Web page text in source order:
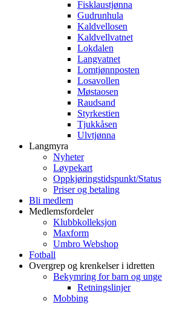
Fisklaustjønna
Gudrunhula
Kaldvellosen
Kaldvellvatnet
Lokdalen
Langvatnet
Lomtjønnposten
Losavollen
Møstaosen
Raudsand
Styrkestien
Tjukkåsen
Ulvtjønna
Langmyra
Nyheter
Løypekart
Oppkjøringstidspunkt/Status
Priser og betaling
Bli medlem
Medlemsfordeler
Klubbkolleksjon
Maxform
Umbro Webshop
Fotball
Overgrep og krenkelser i idretten
Bekymring for barn og unge
Retningslinjer
Mobbing